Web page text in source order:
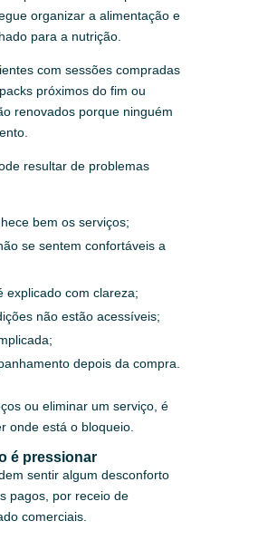
organizar a alimentação e
para a nutrição.
com sessões compradas
próximos do fim ou
renovados porque ninguém
resultar de problemas
bem os serviços;
se sentem confortáveis a
explicado com clareza;
não estão acessíveis;
depois da compra.
ou eliminar um serviço, é
onde está o bloqueio.
é pressionar
sentir algum desconforto
pagos, por receio de
comerciais.